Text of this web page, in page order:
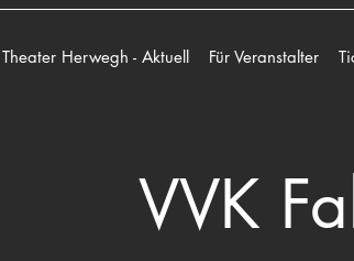
Theater Herwegh - Aktuell Für Veranstalter
VVK